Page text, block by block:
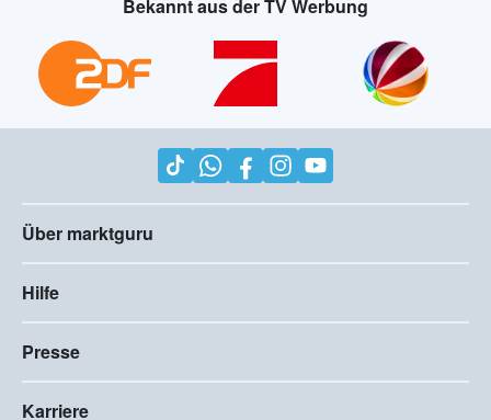
Bekannt aus der TV Werbung
Über marktguru
Hilfe
Presse
Karriere